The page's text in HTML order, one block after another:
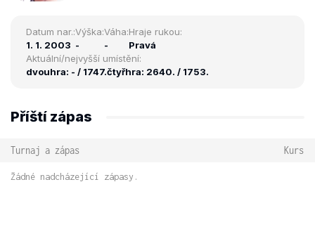
Datum nar.:
1. 1. 2003
Výška:
-
Váha:
-
Hraje rukou:
Pravá
Aktuální/nejvyšší umístění:
dvouhra: - / 1747.čtyřhra: 2640. / 1753.
Příští zápas
Turnaj a zápas Kurs
Žádné nadcházející zápasy.